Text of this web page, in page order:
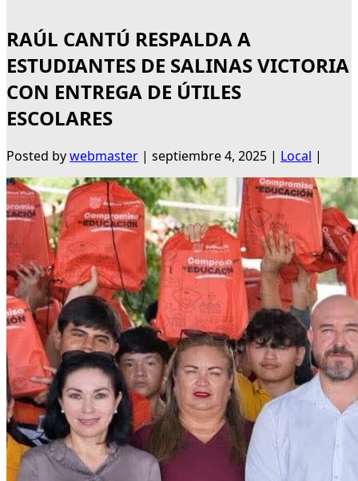
RAÚL CANTÚ RESPALDA A
ESTUDIANTES DE SALINAS VICTORIA
CON ENTREGA DE ÚTILES
ESCOLARES
Posted bywebmaster | septiembre 4, 2025 | Local |